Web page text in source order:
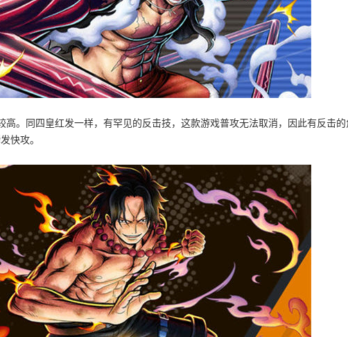
高。同四皇红发一样，有罕见的反击技，这款游戏普攻无法取消，因此有反击
快攻。